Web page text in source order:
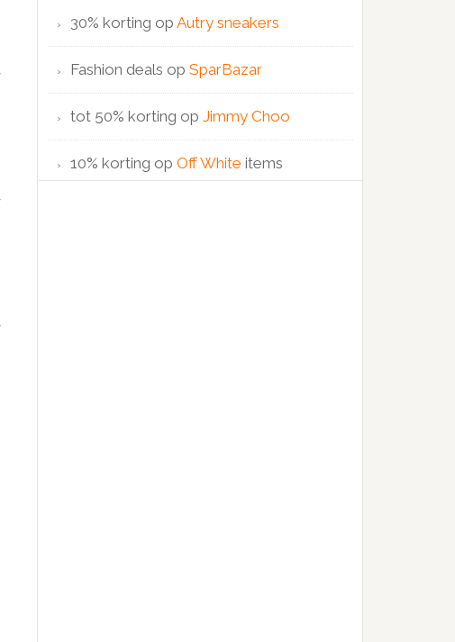
30% korting op Autry sneakers
Fashion deals op SparBazar
tot 50% korting op Jimmy Choo
10% korting op Off White items